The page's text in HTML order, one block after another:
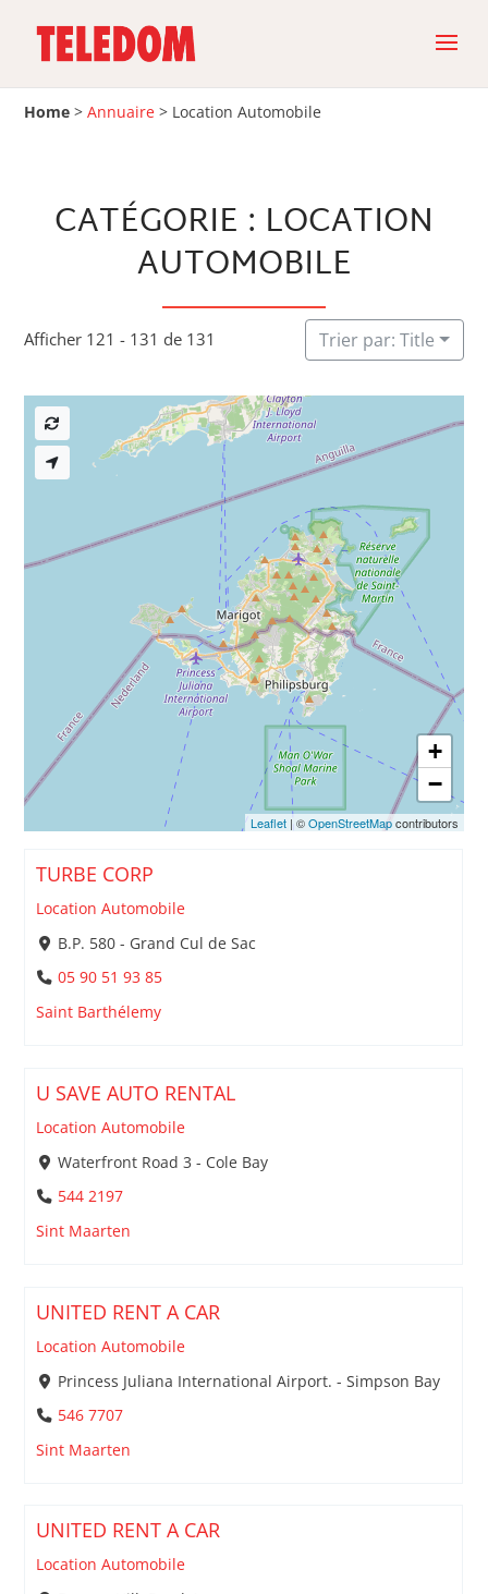
Home >Annuaire > Location Automobile
CATÉGORIE : LOCATION
AUTOMOBILE
Afficher 121 - 131 de 131 Trier par: Title
TURBE CORP
Location Automobile
B.P. 580 - Grand Cul de Sac
05 90 51 93 85
Saint Barthélemy
U SAVE AUTO RENTAL
Location Automobile
Waterfront Road 3 - Cole Bay
544 2197
Sint Maarten
UNITED RENT A CAR
Location Automobile
Princess Juliana International Airport. - Simpson Bay
546 7707
Sint Maarten
UNITED RENT A CAR
Location Automobile
+
−
Leaflet| ©OpenStreetMapcontributors